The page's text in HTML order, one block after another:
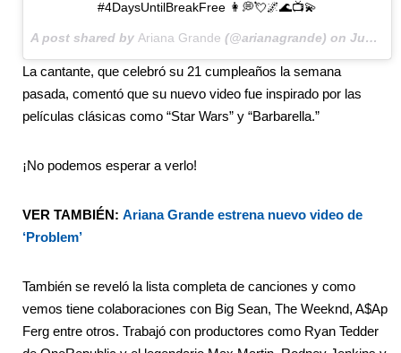
#4DaysUntilBreakFree 👩💭💘🌌🌊📺💫
A post shared by Ariana Grande (@arianagrande) on Jun 28, 2014 at 6:26pm PDT
La cantante, que celebró su 21 cumpleaños la semana
pasada, comentó que su nuevo video fue inspirado por las
películas clásicas como “Star Wars” y “Barbarella.”
¡No podemos esperar a verlo!
VER TAMBIÉN: Ariana Grande estrena nuevo video de
‘Problem’
También se reveló la lista completa de canciones y como
vemos tiene colaboraciones con Big Sean, The Weeknd, A$Ap
Ferg entre otros. Trabajó con productores como Ryan Tedder